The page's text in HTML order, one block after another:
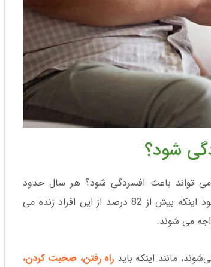
شود؟
تواند باعث افسردگی شود؟ هر سال حدود
795000 نفر در ایالات متحده دچار سکته مغزی می شوند. باوجود اینکه بیش از 82 درصد از این افراد زنده می
می شوند.
مانند اینکه باید راه رفتن، صحبت کردن،